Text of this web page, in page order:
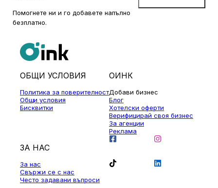
Помогнете ни и го добавете напълно
безплатно.
ОБЩИ УСЛОВИЯ
Политика за поверителност
Общи условия
Бисквитки
ОИНК
Добави бизнес
Блог
Хотелски оферти
Верифицирай своя бизнес
За агенции
Реклама
ЗА НАС
За нас
Свържи се с нас
Често задавани въпроси